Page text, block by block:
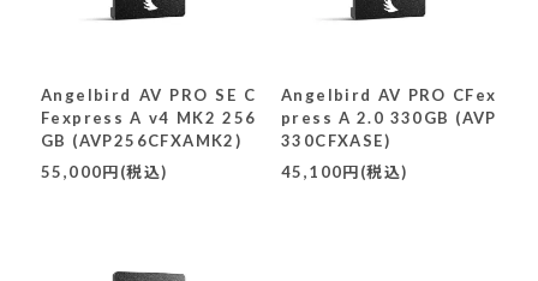
Angelbird AV PRO SE C
Fexpress A v4 MK2 256
GB (AVP256CFXAMK2)
55,000円(税込)
Angelbird AV PRO CFex
press A 2.0 330GB (AVP
330CFXASE)
45,100円(税込)